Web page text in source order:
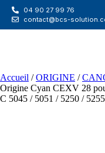
04 90 27 99 76
contact@bcs-
Accueil /ORIGINE /
Origine Cyan CEXV 28
C 5045 / 5051 / 5250 / 5255